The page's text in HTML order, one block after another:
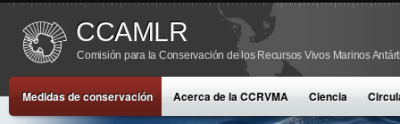
CCAMLR
Comisión para la Conservación de los Recursos Vivos Marinos
Medidas de conservación Acerca de la CCRVMA Ciencia